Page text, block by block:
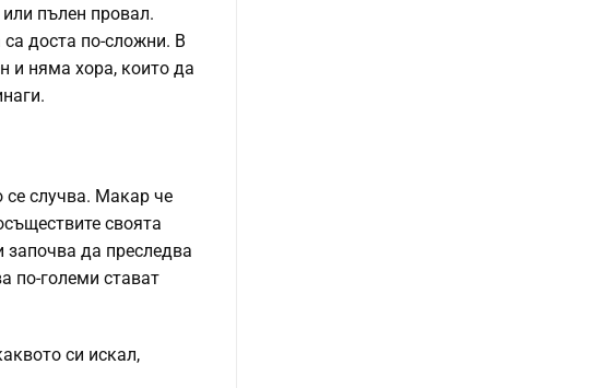
пълен провал.
доста по-сложни. В
и няма хора, които да
се случва. Макар че
своята
започва да преследва
по-големи стават
си искал,